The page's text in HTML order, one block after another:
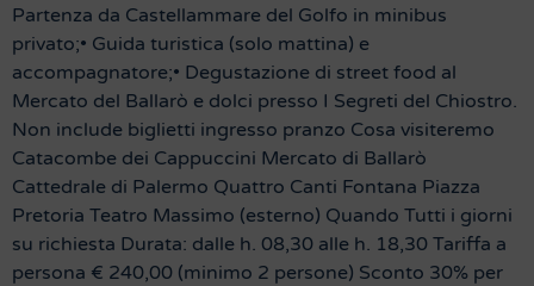
Partenza da Castellammare del Golfo in minibus
privato;• Guida turistica (solo mattina) e
accompagnatore;• Degustazione di street food al
Mercato del Ballarò e dolci presso I Segreti del Chiostro.
Non include biglietti ingresso pranzo Cosa visiteremo
Catacombe dei Cappuccini Mercato di Ballarò
Cattedrale di Palermo Quattro Canti Fontana Piazza
Pretoria Teatro Massimo (esterno) Quando Tutti i giorni
su richiesta Durata: dalle h. 08,30 alle h. 18,30 Tariffa a
persona € 240,00 (minimo 2 persone) Sconto 30% per